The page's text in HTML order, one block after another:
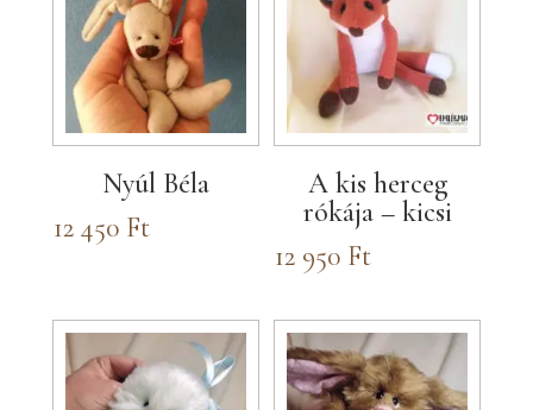
Nyúl Béla
12 450 Ft
A kis herceg
rókája – kicsi
12 950 Ft